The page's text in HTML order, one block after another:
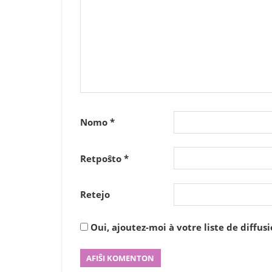
Nomo *
Retpoŝto *
Retejo
Oui, ajoutez-moi à votre liste de